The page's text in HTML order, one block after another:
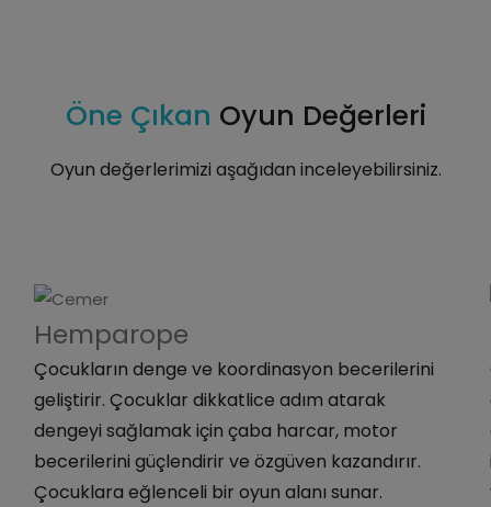
Öne Çıkan Oyun Değerleri
Oyun değerlerimizi aşağıdan inceleyebilirsiniz.
Hemparope
Çocukların denge ve koordinasyon becerilerini
geliştirir. Çocuklar dikkatlice adım atarak
dengeyi sağlamak için çaba harcar, motor
becerilerini güçlendirir ve özgüven kazandırır.
Çocuklara eğlenceli bir oyun alanı sunar.